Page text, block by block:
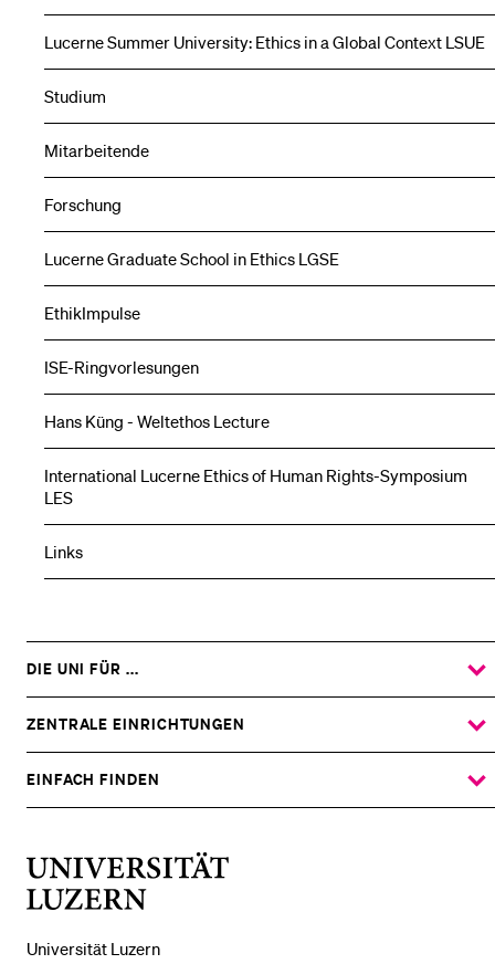
Lucerne Summer University: Ethics in a Global Context LSUE
Studium
Mitarbeitende
Forschung
Lucerne Graduate School in Ethics LGSE
EthikImpulse
ISE-Ringvorlesungen
Hans Küng - Weltethos Lecture
International Lucerne Ethics of Human Rights-Symposium
LES
Links
Universität Luzern
DIE UNI FÜR ...
ZEIGE
DAS
UNTERMENÜ
ZENTRALE EINRICHTUNGEN
ZEIGE
DAS
UNTERMENÜ
EINFACH FINDEN
ZEIGE
DAS